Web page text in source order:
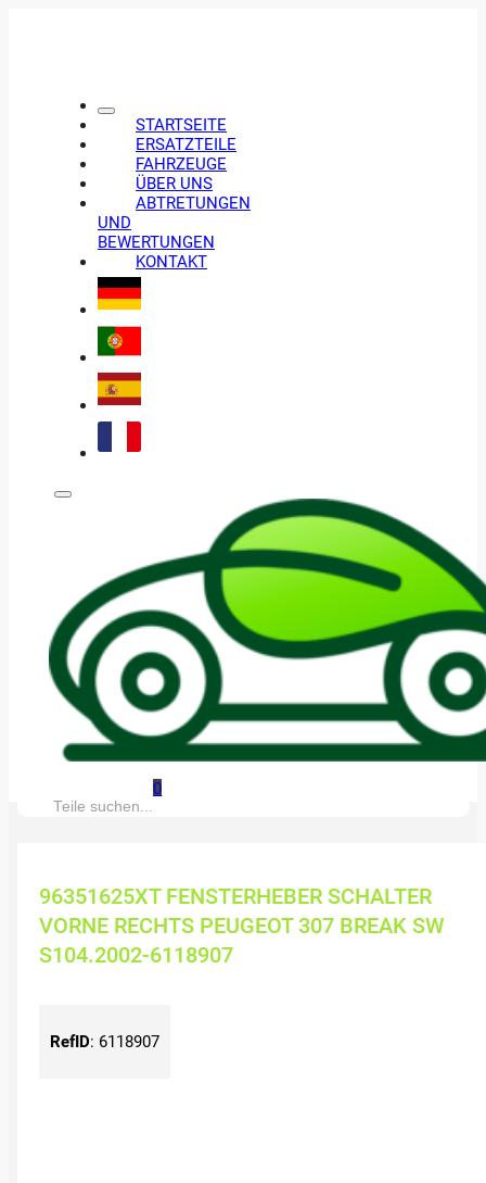
STARTSEITE
ERSATZTEILE
FAHRZEUGE
ÜBER UNS
ABTRETUNGEN
UND
BEWERTUNGEN
KONTAKT
0
Suche:
96351625XT FENSTERHEBER SCHALTER
VORNE RECHTS PEUGEOT 307 BREAK SW
S104.2002-6118907
RefID: 6118907